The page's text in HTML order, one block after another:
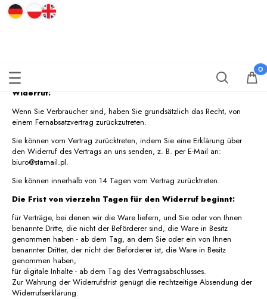
Widerruf:
Wenn Sie Verbraucher sind, haben Sie grundsätzlich das Recht, von
einem Fernabsatzvertrag zurückzutreten.
Sie können vom Vertrag zurücktreten, indem Sie eine Erklärung über
den Widerruf des Vertrags an uns senden, z. B. per E-Mail an:
biuro@starnail.pl.
Sie können innerhalb von 14 Tagen vom Vertrag zurücktreten.
Die Frist von vierzehn Tagen für den Widerruf beginnt:
für Verträge, bei denen wir die Ware liefern, und Sie oder von Ihnen
benannte Dritte, die nicht der Beförderer sind, die Ware in Besitz
genommen haben - ab dem Tag, an dem Sie oder ein von Ihnen
benannter Dritter, der nicht der Beförderer ist, die Ware in Besitz
genommen haben,
für digitale Inhalte - ab dem Tag des Vertragsabschlusses.
Zur Wahrung der Widerrufsfrist genügt die rechtzeitige Absendung der
Widerrufserklärung.